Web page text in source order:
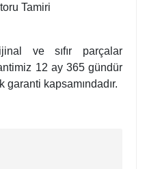
Tamiri
ve sıfır parçalar
12 ay 365 gündür
kapsamındadır.